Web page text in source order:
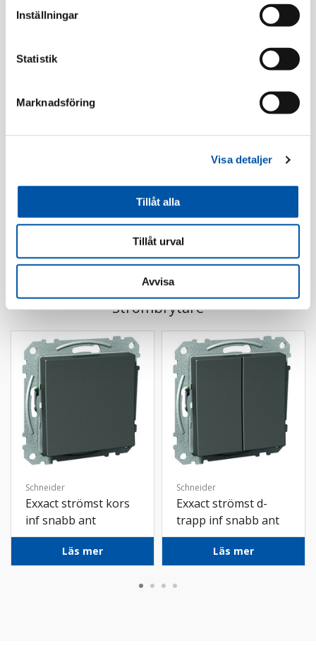
Inställningar
Statistik
Marknadsföring
Visa detaljer
Tillåt alla
Tillåt urval
Avvisa
Elko fästklor till
Strömbrytare
Schneider
Exxact strömst kors
inf snabb ant
Läs mer
Schneider
Exxact strömst d-
trapp inf snabb ant
Läs mer